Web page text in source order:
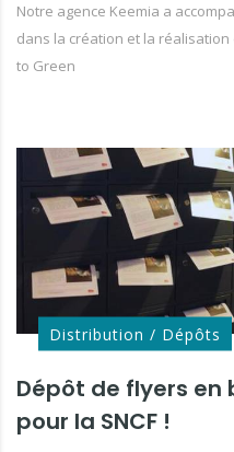
Notre agence Keemia a
dans la création et la réalisation
to Green
Distribution / Dépôts
Dépôt de flyers
pour la SNCF !